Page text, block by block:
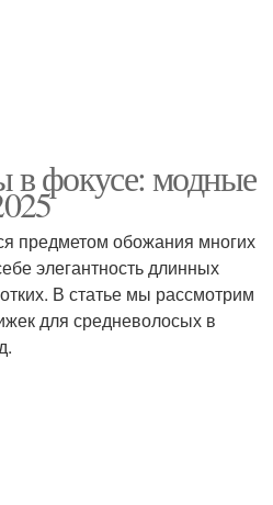
в фокусе: модные
предметом обожания многих
элегантность длинных
В статье мы рассмотрим
для средневолосых в